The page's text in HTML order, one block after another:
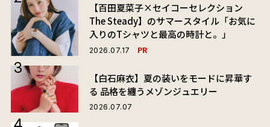
【百田夏菜子×セイコーセレクション
The Steady】のサマースタイル「お気に
入りのTシャツと最高の時計と。」
2026.07.17 PR
【白石麻衣】夏の装いをモードに昇華す
る 品格を纏うメゾンジュエリー
2026.07.07